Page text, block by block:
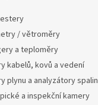
/ větroměry
a teploměry
kabelů, kovů a vedení
plynu a analyzátory spalin
a inspekční kamery